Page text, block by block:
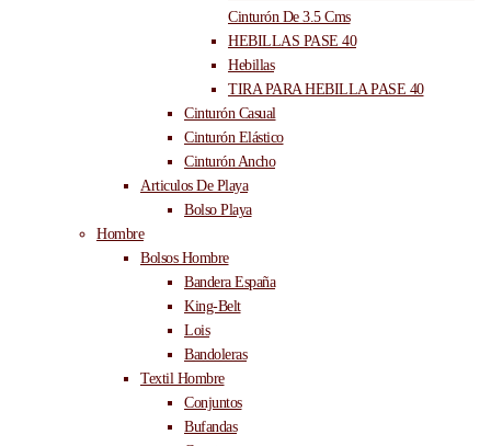
Cinturón De 3.5 Cms
HEBILLAS PASE 40
Hebillas
TIRA PARA HEBILLA PASE 40
Cinturón Casual
Cinturón Elástico
Cinturón Ancho
Articulos De Playa
Bolso Playa
Hombre
Bolsos Hombre
Bandera España
King-Belt
Lois
Bandoleras
Textil Hombre
Conjuntos
Bufandas